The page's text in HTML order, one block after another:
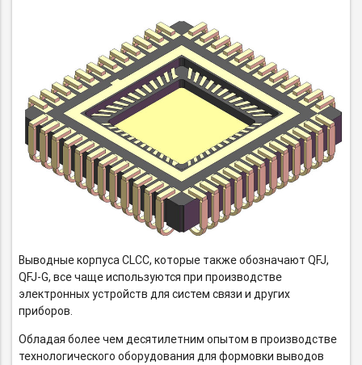
Выводные корпуса CLCC, которые также обозначают QFJ,
QFJ-G, все чаще используются при производстве
электронных устройств для систем связи и других
приборов.
Обладая более чем десятилетним опытом в производстве
технологического оборудования для формовки выводов